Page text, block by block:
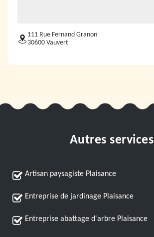
111 Rue Fernand Granon
30600 Vauvert
Autres services
Artisan paysagiste Plaisance
Entreprise de jardinage Plaisance
Entreprise abattage d'arbre Plaisance